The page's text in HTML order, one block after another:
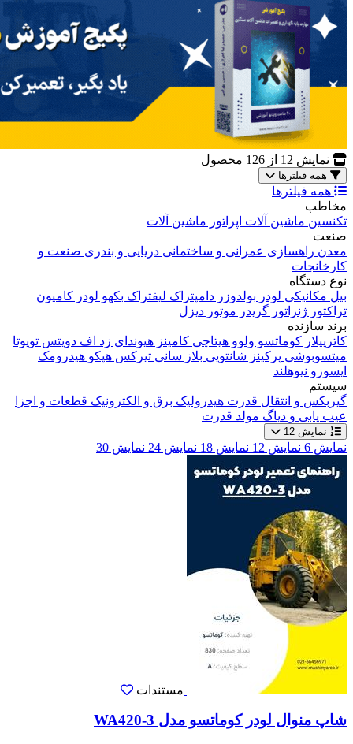
نمایش 12 از 126 محصول
همه فیلترها
همه فیلترها
مخاطب
تکنسین ماشین آلات اپراتور ماشین آلات
صنعت
معدن راهسازی عمرانی و ساختمانی دریایی و بندری صنعت و
کارخانجات
نوع دستگاه
بیل مکانیکی لودر بولدوزر دامپتراک لیفتراک بکهو لودر کامیون
تراکتور ژنراتور گریدر موتور دیزل
برند سازنده
کاترپیلار کوماتسو ولوو هیتاچی کامینز هیوندای زد اف دویتس تویوتا
میتسوبوشی پرکینز شانتویی بلاز سانی تیرکس هپکو هیدرومک
ایسوزو نیوهلند
سیستم
گیربکس و انتقال قدرت هیدرولیک برق و الکترونیک قطعات و اجزا
عیب یابی و دیاگ مولد قدرت
نمایش 12
نمایش 6 نمایش 12 نمایش 18 نمایش 24 نمایش 30
مستندات
شاپ منوال لودر کوماتسو مدل WA420-3